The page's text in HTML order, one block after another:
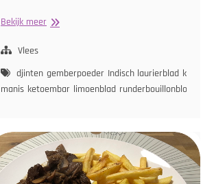
glasvermicelli ketjap
sambal tomaat tomatenpuree ui wortel
Bekijk meerDaging
Vlees
djinten gemberpoeder Indisch laurierblad ketjap
manis ketoembar limoenblad runderbouillonblokje